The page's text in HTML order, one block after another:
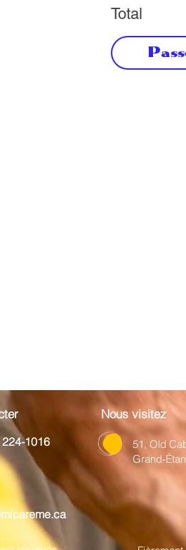
Total
1016
Nous visitez
51, Old
Grand-